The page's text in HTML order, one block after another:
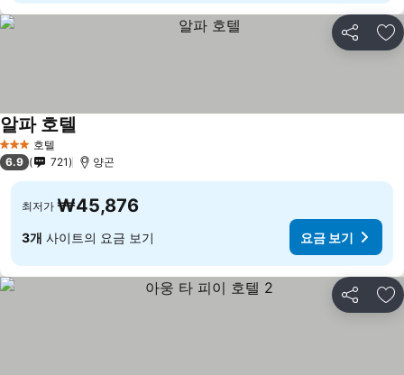
공유 즐
3 성급 호텔
알파 호텔
6.9 721 양곤
최저가 ₩45,876
3개 사이트의 요금 보기 요금 보기
공유 즐